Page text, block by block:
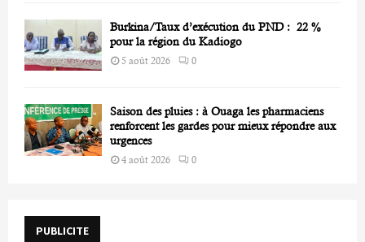
Burkina/Taux d’exécution du PND : 22 %
pour la région du Kadiogo
5 août 2026 0
Saison des pluies : à Ouaga les pharmaciens
renforcent les gardes pour mieux répondre aux
urgences
4 août 2026 0
PUBLICITE